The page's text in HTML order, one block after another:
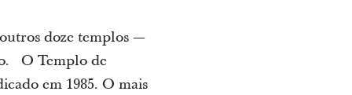
doze templos —
O Templo de
em 1985. O mais